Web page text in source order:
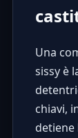
Una
sissy è
chiavi,
detiene